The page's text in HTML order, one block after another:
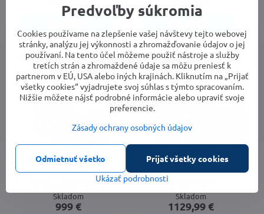
Zametacia metla STIGA SWS
800 GE _ elektroštart
Skladom
999 €
HECHT 8101 - motorová
rotačná kefa
Skladom
1129,99 €
Predvoľby súkromia
Cookies používame na zlepšenie vašej návštevy tejto webovej
stránky, analýzu jej výkonnosti a zhromažďovanie údajov o jej
používaní. Na tento účel môžeme použiť nástroje a služby
tretích strán a zhromaždené údaje sa môžu preniesť k
partnerom v EÚ, USA alebo iných krajinách. Kliknutím na „Prijať
všetky cookies“ vyjadrujete svoj súhlas s týmto spracovaním.
Nižšie môžete nájsť podrobné informácie alebo upraviť svoje
preferencie.
Zásady ochrany osobných údajov
Ukázať podrobnosti
Prijať všetky cookies
Odmietnuť všetko